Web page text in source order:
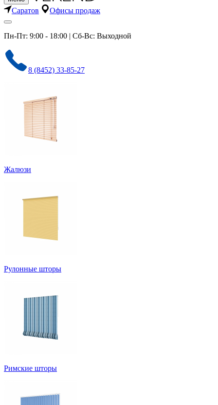
Саратов Офисы продаж
Пн-Пт: 9:00 - 18:00 | Сб-Вс: Выходной
8 (8452) 33-85-27
Жалюзи
Рулонные шторы
Римские шторы